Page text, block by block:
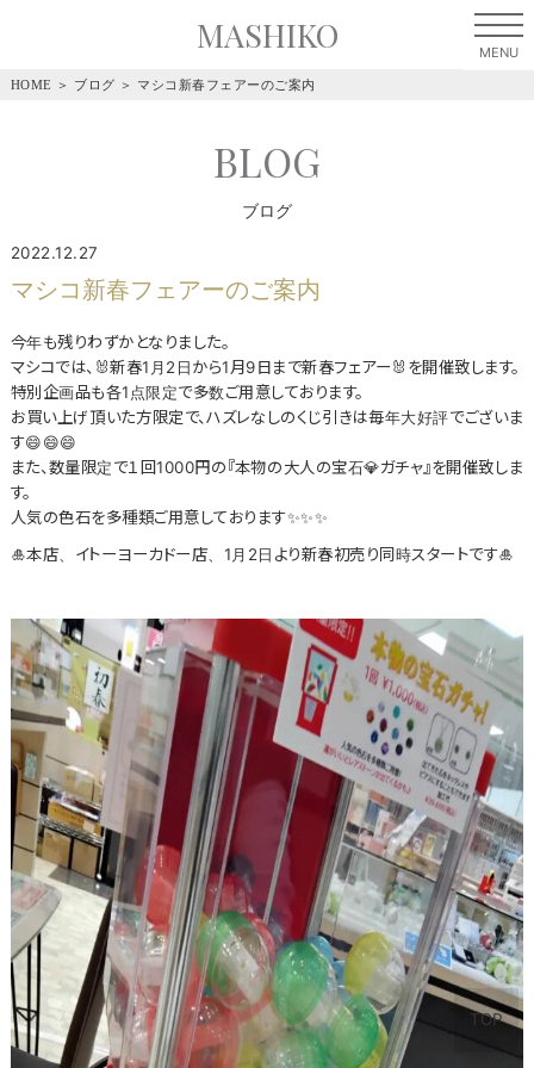
MASHIKO
HOME ＞ ブログ ＞ マシコ新春フェアーのご案内
BLOG
ブログ
2022.12.27
マシコ新春フェアーのご案内
今年も残りわずかとなりました。
マシコでは、🐰新春1月2日から1月9日まで新春フェアー🐰を開催致します。
特別企画品も各1点限定で多数ご用意しております。
お買い上げ頂いた方限定で、ハズレなしのくじ引きは毎年大好評でございま
す😄😄😄
また、数量限定で１回1000円の『本物の大人の宝石💎ガチャ』を開催致しま
す。
人気の色石を多種類ご用意しております✨✨✨
🎍本店、イトーヨーカドー店、1月2日より新春初売り同時スタートです🎍
TOP